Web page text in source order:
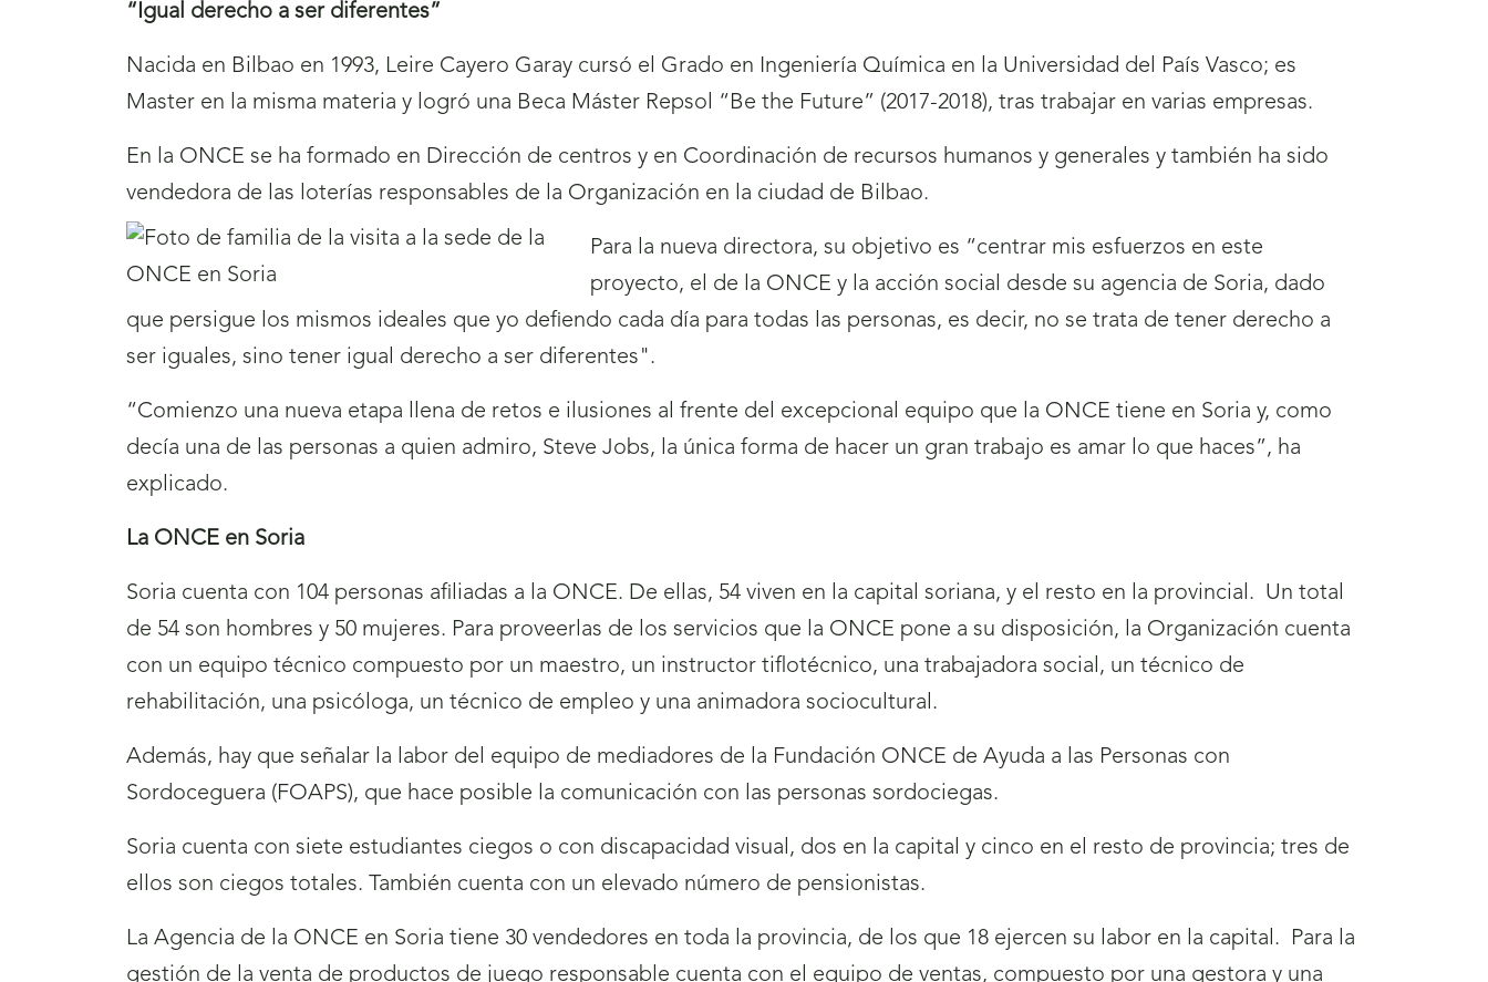
“Igual derecho a ser diferentes”
Nacida en Bilbao en 1993, Leire Cayero Garay cursó el Grado en Ingeniería Química en la Universidad del País Vasco; es
Master en la misma materia y logró una Beca Máster Repsol “Be the Future” (2017-2018), tras trabajar en varias empresas.
En la ONCE se ha formado en Dirección de centros y en Coordinación de recursos humanos y generales y también ha sido
vendedora de las loterías responsables de la Organización en la ciudad de Bilbao.
Para la nueva directora, su objetivo es “centrar mis esfuerzos en este
proyecto, el de la ONCE y la acción social desde su agencia de Soria, dado
que persigue los mismos ideales que yo defiendo cada día para todas las personas, es decir, no se trata de tener derecho a
ser iguales, sino tener igual derecho a ser diferentes".
“Comienzo una nueva etapa llena de retos e ilusiones al frente del excepcional equipo que la ONCE tiene en Soria y, como
decía una de las personas a quien admiro, Steve Jobs, la única forma de hacer un gran trabajo es amar lo que haces”, ha
explicado.
La ONCE en Soria
Soria cuenta con 104 personas afiliadas a la ONCE. De ellas, 54 viven en la capital soriana, y el resto en la provincial. Un total
de 54 son hombres y 50 mujeres. Para proveerlas de los servicios que la ONCE pone a su disposición, la Organización cuenta
con un equipo técnico compuesto por un maestro, un instructor tiflotécnico, una trabajadora social, un técnico de
rehabilitación, una psicóloga, un técnico de empleo y una animadora sociocultural.
Además, hay que señalar la labor del equipo de mediadores de la Fundación ONCE de Ayuda a las Personas con
Sordoceguera (FOAPS), que hace posible la comunicación con las personas sordociegas.
Soria cuenta con siete estudiantes ciegos o con discapacidad visual, dos en la capital y cinco en el resto de provincia; tres de
ellos son ciegos totales. También cuenta con un elevado número de pensionistas.
La Agencia de la ONCE en Soria tiene 30 vendedores en toda la provincia, de los que 18 ejercen su labor en la capital. Para la
gestión de la venta de productos de juego responsable cuenta con el equipo de ventas, compuesto por una gestora y una